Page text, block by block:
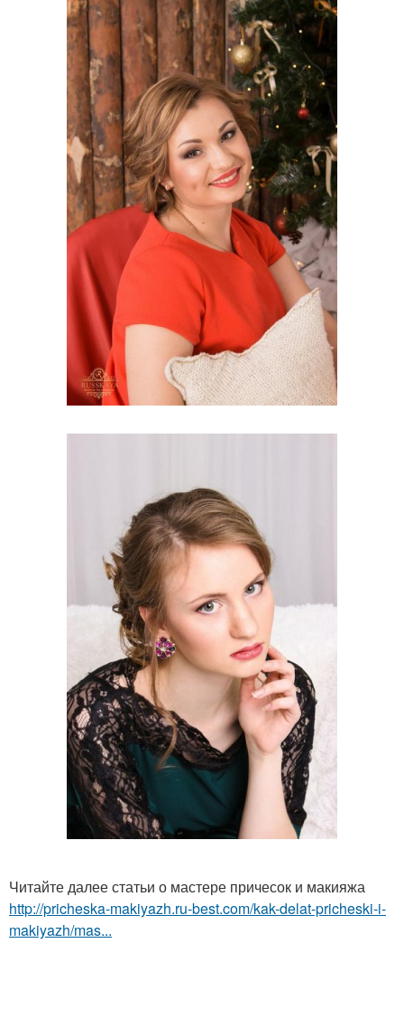
Читайте далее статьи о мастере причесок и макияжа
http://pricheska-makiyazh.ru-best.com/kak-delat-pricheski-i-
makiyazh/mas...